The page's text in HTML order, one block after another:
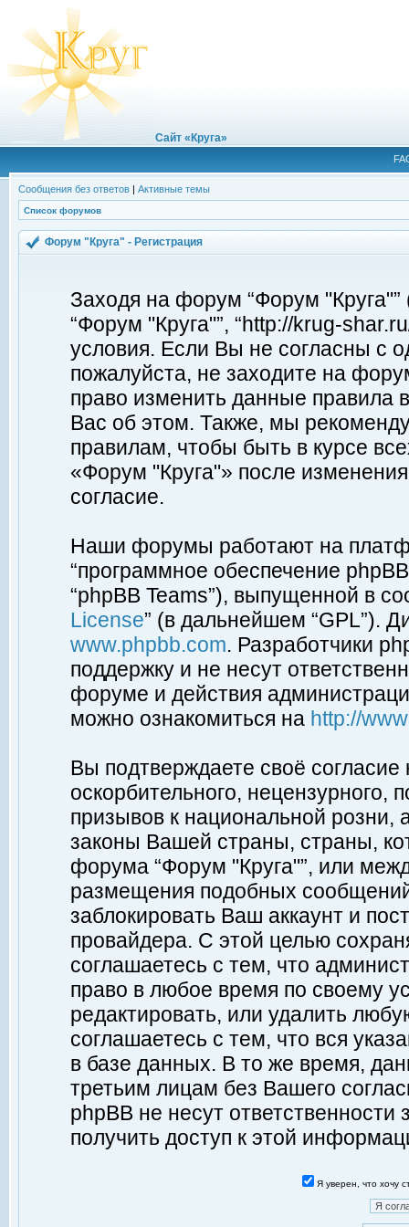
Сайт «Круга»
Сообщения без ответов | Активные темы
Список форумов
Форум "Круга" - Регистрация
Заходя на форум “Форум
“Форум "Круга"”, “http://krug-
условия. Если Вы не согласны с
пожалуйста, не заходите на
право изменить данные правила
Вас об этом. Также, мы
правилам, чтобы быть в курсе
«Форум "Круга"» после
согласие.
Наши форумы работают на
“программное обеспечение
“phpBB Teams”), выпущенной в
License” (в дальнейшем “GPL”).
www.phpbb.com. Разработчики
поддержку и не несут
форуме и действия
можно ознакомиться на http://
Вы подтверждаете своё
оскорбительного, нецензурного,
призывов к национальной
законы Вашей страны, страны,
форума “Форум "Круга"”, или
размещения подобных
заблокировать Ваш аккаунт и
провайдера. С этой целью
соглашаетесь с тем, что
право в любое время по своему
редактировать, или удалить
соглашаетесь с тем, что вся
в базе данных. В то же время,
третьим лицам без Вашего
phpBB не несут ответственности
получить доступ к этой
Я уверен, что хочу